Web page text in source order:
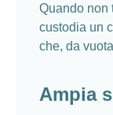
Quando non
custodia un
che, da
Ampia